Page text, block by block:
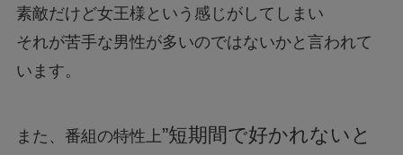
素敵だけど女王様という感じがしてしまい
それが苦手な男性が多いのではないかと言われて
います。
また、番組の特性上”短期間で好かれないと